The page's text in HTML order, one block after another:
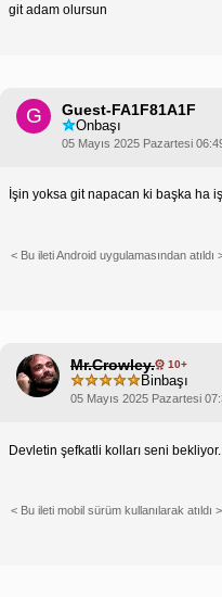
git adam olursun
G Guest-FA1F81A1F
Onbaşı
05 Mayıs 2025 Pazartesi
İşin yoksa git napacan ki başka ha
< Bu ileti Android uygulamasından atıldı
Mr.Crowley. 10+
Binbaşı
05 Mayıs 2025 Pazartesi
Devletin şefkatli kolları seni bekliyor.
< Bu ileti mobil sürüm kullanılarak atıldı >